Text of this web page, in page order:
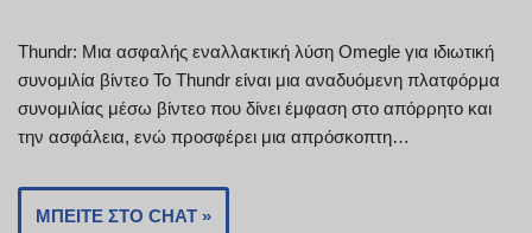
Thundr: Μια ασφαλής εναλλακτική λύση Omegle για ιδιωτική
συνομιλία βίντεο Το Thundr είναι μια αναδυόμενη πλατφόρμα
συνομιλίας μέσω βίντεο που δίνει έμφαση στο απόρρητο και
την ασφάλεια, ενώ προσφέρει μια απρόσκοπτη…
ΜΠΕΊΤΕ ΣΤΟ CHAT »